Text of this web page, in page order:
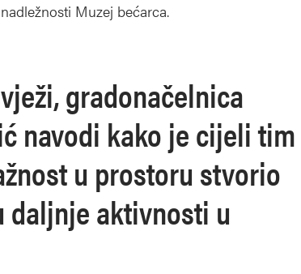
Muzej bećarca.
gradonačelnica
navodi kako je cijeli tim
u prostoru stvorio
daljnje aktivnosti u